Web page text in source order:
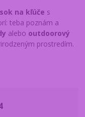
na kľúče s
teba poznám a
alebo outdoorový
prostredím.